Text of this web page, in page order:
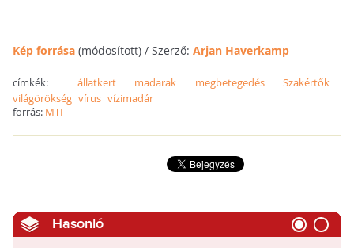
Kép forrása(módosított) / Szerző: Arjan Haverkamp
címkék: állatkert madarak megbetegedés
Szakértők
világörökség vírus vízimadár
forrás: MTI
Hasonló